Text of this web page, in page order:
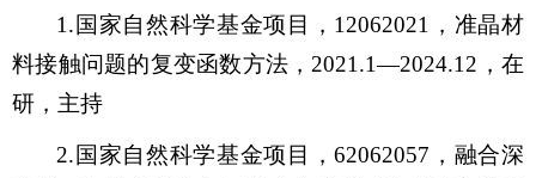
1.国家自然科学基金项目，12062021，准晶材
料接触问题的复变函数方法，2021.1—2024.12，在
研，主持
2.国家自然科学基金项目，62062057，融合深